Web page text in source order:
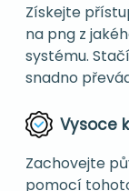
Získejte
na png z
systému.
snadno
Vysoce
Zachovejte
pomocí